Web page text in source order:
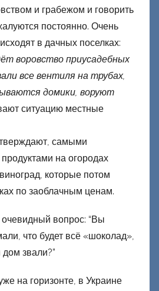
и грабежом и говорить
постоянно. Очень
в дачных поселках:
воровство приусадебных
все вентиля на трубах,
домики, воруют
ситуацию местные
самыми
на огородах
которые потом
по заоблачным ценам.
вопрос: “Вы
что будет всё «шоколад»,
дом звали?”
на горизонте, в Украине